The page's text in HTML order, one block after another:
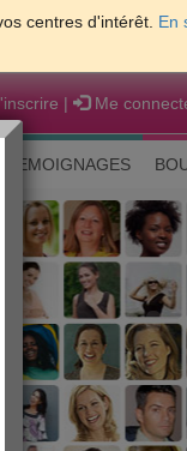
centres d'intérêt. En
| Me
TEMOIGNAGES